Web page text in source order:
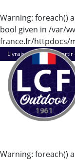
Warning: foreach()
bool given in /var/
france.fr/httpdocs/
Livraison offerte à partir
Warning: foreach()